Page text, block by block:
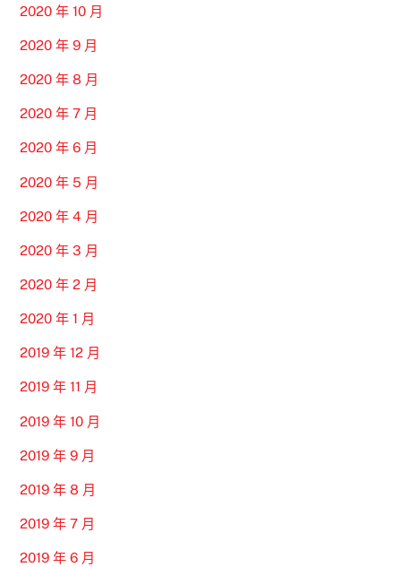
2020 年 10 月
2020 年 9 月
2020 年 8 月
2020 年 7 月
2020 年 6 月
2020 年 5 月
2020 年 4 月
2020 年 3 月
2020 年 2 月
2020 年 1 月
2019 年 12 月
2019 年 11 月
2019 年 10 月
2019 年 9 月
2019 年 8 月
2019 年 7 月
2019 年 6 月